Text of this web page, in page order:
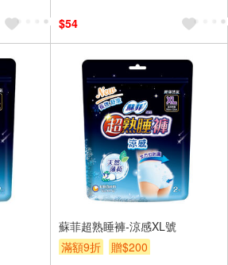
$54
蘇菲超熟睡褲-涼感XL號
滿額9折
贈$200